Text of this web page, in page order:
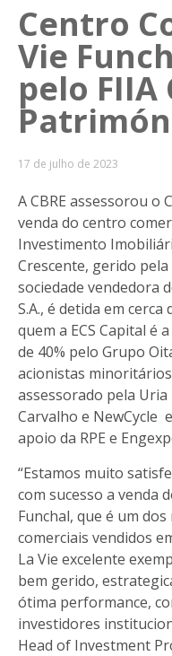
Centro
Vie
pelo FIIA
17 de julho de 2023
A CBRE assessorou o
venda do centro
Investimento
Crescente, gerido
sociedade vendedora
S.A., é detida em
quem a ECS Capital é
de 40% pelo Grupo
acionistas
assessorado pela
Carvalho e NewCycle
apoio da RPE e
“Estamos muito
com sucesso a venda
Funchal, que é um
comerciais vendidos
La Vie excelente
bem gerido,
ótima performance,
investidores
Head of Investment